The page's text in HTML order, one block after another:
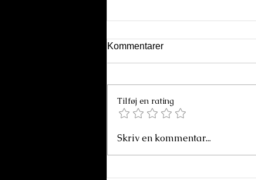
Sulfater og oxider
Kommentarer
Tilføj en rating
Skriv en kommentar...